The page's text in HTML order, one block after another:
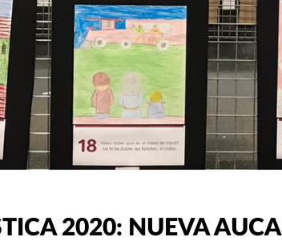
2020: NUEVA AUCA